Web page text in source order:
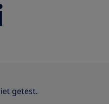
getest.